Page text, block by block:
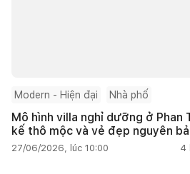
Modern - Hiện đại Nhà phố
Mô hình villa nghỉ dưỡng ở
kế thô mộc và vẻ đẹp nguyên
27/06/2026, lúc 10:00 4